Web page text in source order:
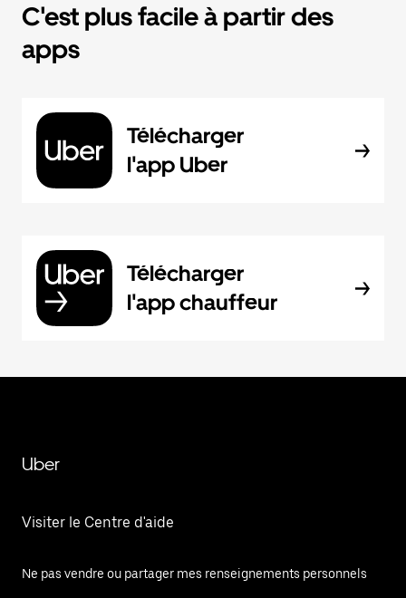
C'est plus facile à partir des
apps
Télécharger
l'app Uber
Télécharger
l'app chauffeur
Uber
Visiter le Centre d'aide
Ne pas vendre ou partager mes renseignements personnels